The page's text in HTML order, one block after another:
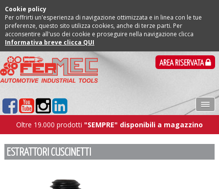
Cookie policy
Per offrirti un'esperienza di navigazione ottimizzata e in linea con le tue
preferenze, questo sito utilizza cookies, anche di terze parti. Per
acconsentire all'uso dei cookie e proseguire nella navigazione clicca
Informativa breve clicca QUI
AREA RISERVATA
Oltre 19.000 prodotti "SEMPRE" disponibili a magazzino
ESTRATTORI CUSCINETTI